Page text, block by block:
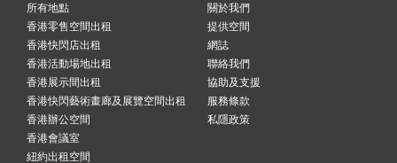
所有地點
香港零售空間出租
香港快閃店出租
香港活動場地出租
香港展示間出租
香港快閃藝術畫廊及展覽空間出租
香港辦公空間
香港會議室
紐約出租空間
關於我們
提供空間
網誌
聯絡我們
協助及支援
服務條款
私隱政策